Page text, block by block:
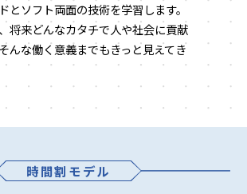
とソフト両面の技術を学習します。
将来どんなカタチで人や社会に貢献
んな働く意義までもきっと見えてき
時間割モデル